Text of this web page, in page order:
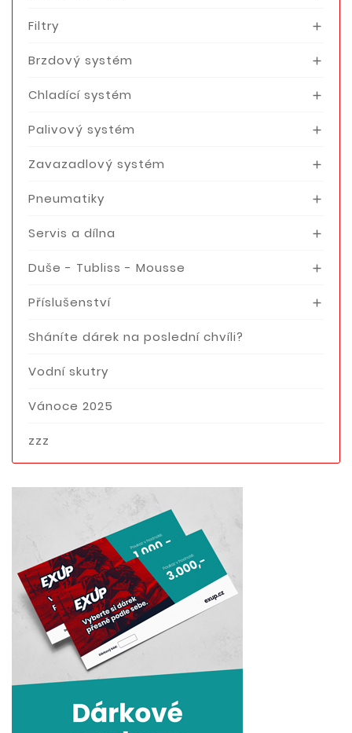
Filtry 
Brzdový systém 
Chladící systém 
Palivový systém 
Zavazadlový systém 
Pneumatiky 
Servis a dílna 
Duše - Tubliss - Mousse 
Příslušenství 
Sháníte dárek na poslední chvíli?
Vodní skutry
Vánoce 2025
zzz